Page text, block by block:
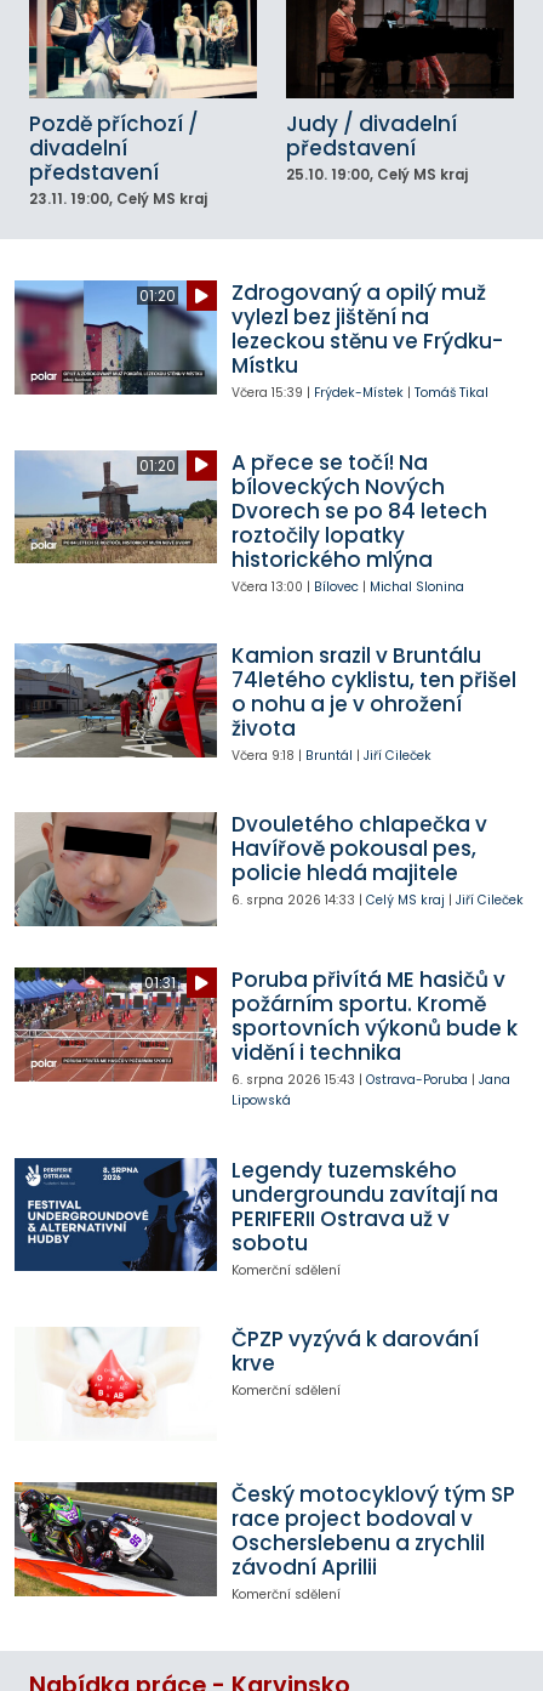
Pozdě příchozí /
divadelní
představení
23.11. 19:00, Celý MS kraj
Judy / divadelní
představení
25.10. 19:00, Celý MS kraj
01:20
Zdrogovaný a opilý muž
vylezl bez jištění na
lezeckou stěnu ve Frýdku-
Místku
Včera 15:39 | Frýdek-Místek| Tomáš Tikal
01:20
A přece se točí! Na
bíloveckých Nových
Dvorech se po 84 letech
roztočily lopatky
historického mlýna
Včera 13:00 | Bílovec| Michal Slonina
Kamion srazil v Bruntálu
74letého cyklistu, ten přišel
o nohu a je v ohrožení
života
Včera 9:18 | Bruntál | Jiří Cileček
Dvouletého chlapečka v
Havířově pokousal pes,
policie hledá majitele
6. srpna 2026 14:33 | Celý MS kraj | Jiří Cileček
01:31
Poruba přivítá ME hasičů v
požárním sportu. Kromě
sportovních výkonů bude k
vidění i technika
6. srpna 2026 15:43 | Ostrava-Poruba | Jana
Lipowská
Legendy tuzemského
undergroundu zavítají na
PERIFERII Ostrava už v
sobotu
Komerční sdělení
ČPZP vyzývá k darování
krve
Komerční sdělení
Český motocyklový tým SP
race project bodoval v
Oscherslebenu a zrychlil
závodní Aprilii
Komerční sdělení